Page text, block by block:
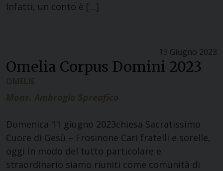
Infatti, un conto è […]
13 Giugno 2023
Omelia Corpus Domini 2023
OMELIE
Mons. Ambrogio Spreafico
Domenica 11 giugno 2023chiesa Sacratissimo
Cuore di Gesù – Frosinone Cari fratelli e sorelle,
oggi in modo del tutto particolare e
straordinario siamo riuniti come comunità di